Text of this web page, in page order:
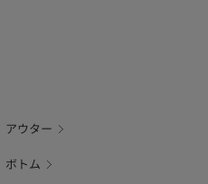
アウター
ボトム